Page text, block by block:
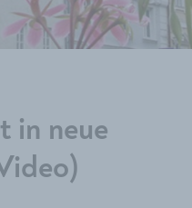
in neue